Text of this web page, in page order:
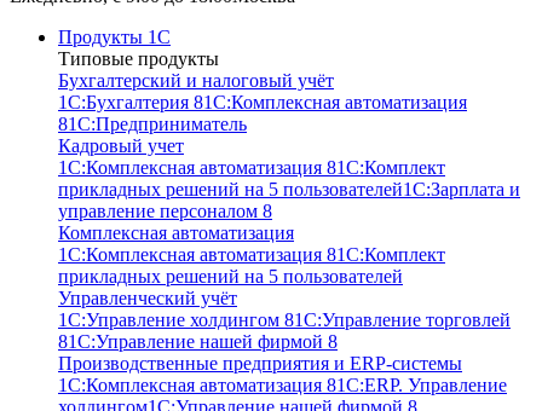
Продукты 1С
Типовые продукты
Бухгалтерский и налоговый учёт
1С:Бухгалтерия 81С:Комплексная автоматизация
81С:Предприниматель
Кадровый учет
1С:Комплексная автоматизация 81С:Комплект
прикладных решений на 5 пользователей1С:Зарплата и
управление персоналом 8
Комплексная автоматизация
1С:Комплексная автоматизация 81С:Комплект
прикладных решений на 5 пользователей
Управленческий учёт
1С:Управление холдингом 81С:Управление торговлей
81С:Управление нашей фирмой 8
Производственные предприятия и ERP-системы
1С:Комплексная автоматизация 81С:ERP. Управление
холдингом1С:Управление нашей фирмой 8